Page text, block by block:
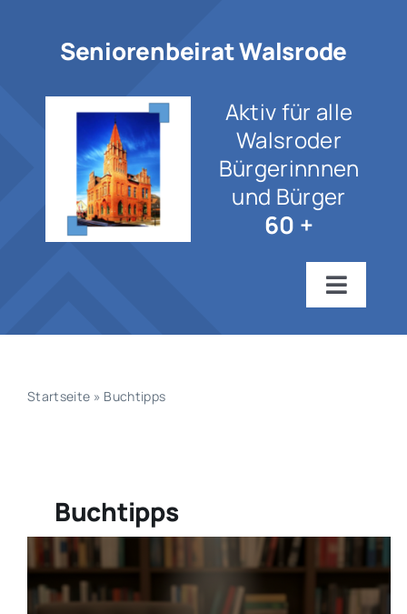
springenSeniorenbeirat Walsrode
Aktiv für alle
Walsroder
Bürgerinnnen
und Bürger
60 +
Toggle
Startseite
Wir über uns
Veranstaltungen
Sonstiges
Startseite » Buchtipps
Buchtipps